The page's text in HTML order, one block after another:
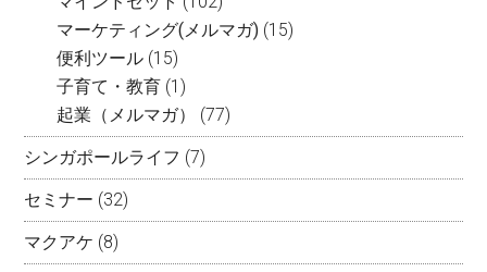
マーケティング(メルマガ) (15)
便利ツール (15)
子育て・教育 (1)
起業（メルマガ）
(77)
シンガポールライフ (7)
セミナー (32)
マクアケ (8)